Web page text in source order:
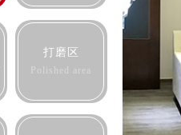
打磨区
Polished area